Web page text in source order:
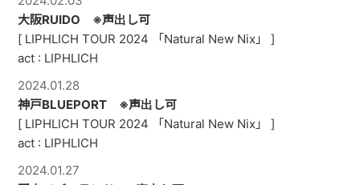
大阪RUIDO ※声出し可
[ LIPHLICH TOUR 2024 「Natural New Nix」 ]
act : LIPHLICH
2024.01.28
神戸BLUEPORT ※声出し可
[ LIPHLICH TOUR 2024 「Natural New Nix」 ]
act : LIPHLICH
2024.01.27